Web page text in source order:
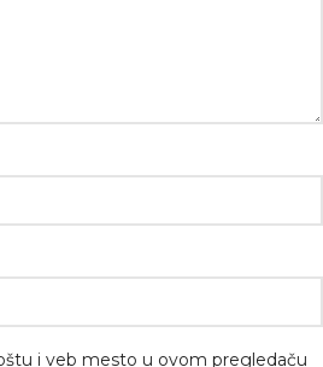
i veb mesto u ovom pregledaču